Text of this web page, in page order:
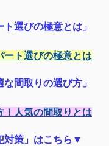
選びの極意とは」
ート選びの極意とは
間取りの選び方」
！人気の間取りとは
対策」はこちら▼